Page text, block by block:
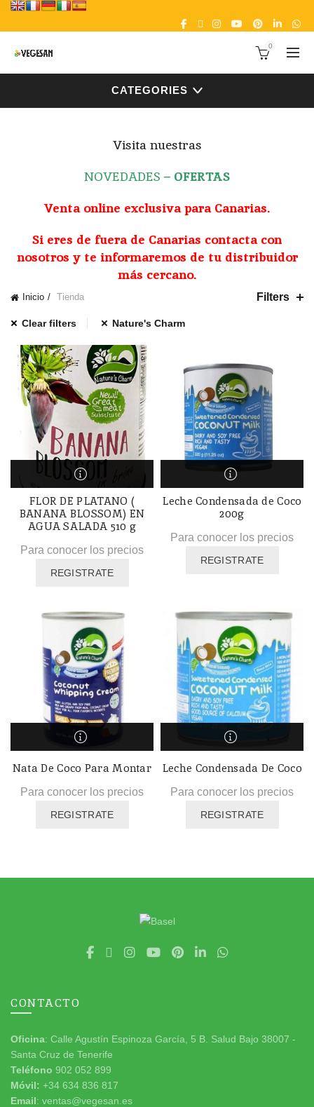
0
CATEGORIES
Visita nuestras
NOVEDADES – OFERTAS
Venta online exclusiva para Canarias.
Si eres de fuera de Canarias contacta con
nosotros y te informaremos de tu distribuidor
más cercano.
Inicio Tienda Filters
Clear filters Nature's Charm
FLOR DE PLATANO (
BANANA BLOSSOM) EN
AGUA SALADA 510 g
Para conocer los precios
REGISTRATE
Leche Condensada de Coco
200g
Para conocer los precios
REGISTRATE
Nata De Coco Para Montar
Para conocer los precios
REGISTRATE
Leche Condensada De Coco
Para conocer los precios
REGISTRATE
CONTACTO
Oficina: Calle Agustín Espinoza García, 5 B. Salud Bajo 38007 -
Santa Cruz de Tenerife
Teléfono 902 052 899
Móvil: +34 634 836 817
Email: ventas@vegesan.es